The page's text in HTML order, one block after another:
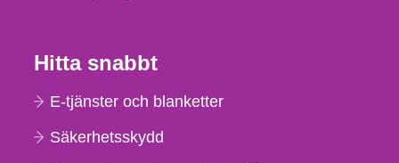
Hitta snabbt
E-tjänster och blanketter
Säkerhetsskydd